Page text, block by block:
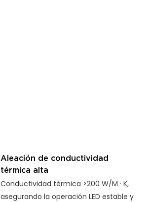
Aleación de conductividad
térmica alta
Conductividad térmica >200 W/M · K,
asegurando la operación LED estable y